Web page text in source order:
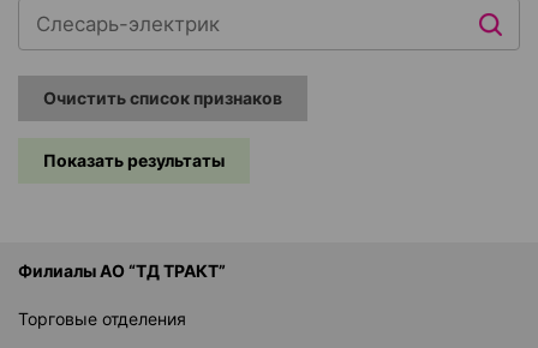
Очистить список признаков
Показать результаты
Филиалы АО “ТД ТРАКТ”
Торговые отделения